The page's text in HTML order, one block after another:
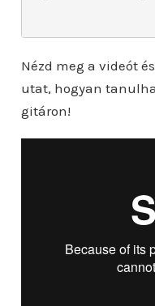
Nézd meg a videót
utat, hogyan
gitáron!